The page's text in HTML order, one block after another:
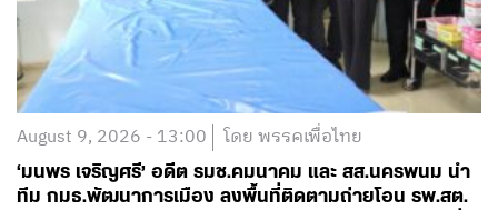
August 9, 2026 - 13:00 โดย พรรคเพื่อไทย
‘มนพร เจริญศรี’ อดีต รมช.คมนาคม และ สส.นครพนม นำ
ทีม กมธ.พัฒนาการเมือง ลงพื้นที่ติดตามถ่ายโอน รพ.สต.